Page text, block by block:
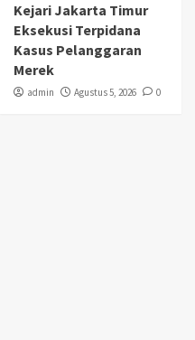
Kejari Jakarta Timur
Eksekusi Terpidana
Kasus Pelanggaran
Merek
admin Agustus 5, 2026 0